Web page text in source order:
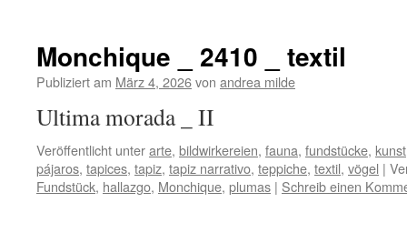
Monchique _ 2410 _ textil
Publiziert am März 4, 2026von andrea milde
Ultima morada _ II
Veröffentlicht unterarte, bildwirkereien, fauna, fundstücke, kunst
pájaros, tapices, tapiz, tapiz narrativo, teppiche, textil, vögel |
Fundstück, hallazgo, Monchique, plumas | Schreib einen